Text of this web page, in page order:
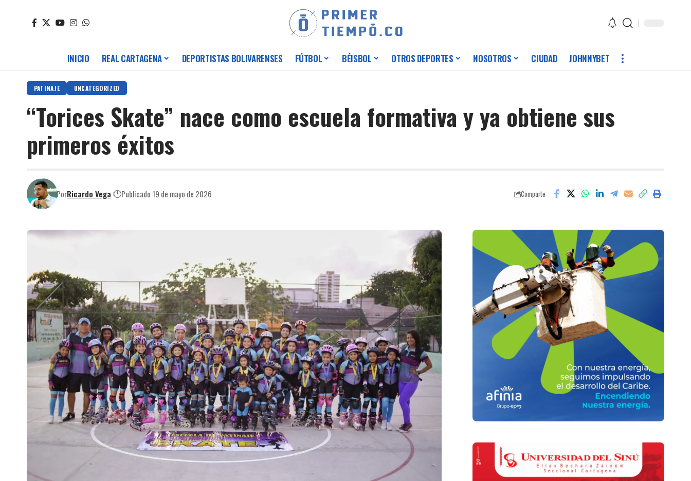
INICIO REAL CARTAGENA DEPORTISTAS BOLIVARENSES FÚTBOL BÉISBOL OTROS DEPORTES NOSOTROS CIUDAD JOHNNYBET
PATINAJE UNCATEGORIZED
“Torices Skate” nace como escuela formativa y ya obtiene sus
primeros éxitos
PorRicardo Vega Publicado 19 de mayo de 2026 Comparte